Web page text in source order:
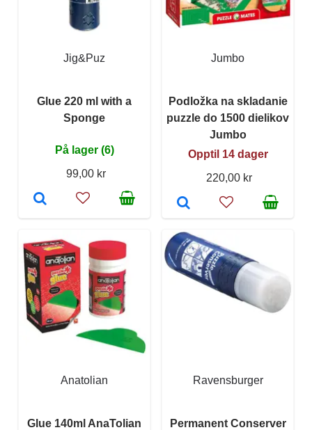
Jig&Puz
Glue 220 ml with a
Sponge
På lager (6)
99,00 kr
Jumbo
Podložka na skladanie
puzzle do 1500 dielikov
Jumbo
Opptil 14 dager
220,00 kr
Anatolian
Glue 140ml AnaTolian
Ravensburger
Permanent Conserver